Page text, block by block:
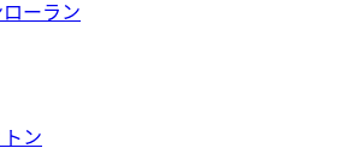
ーラン
ン